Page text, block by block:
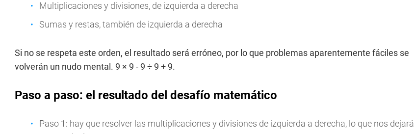
Multiplicaciones y divisiones, de izquierda a derecha
Sumas y restas, también de izquierda a derecha
Si no se respeta este orden, el resultado será erróneo, por lo que problemas aparentemente fáciles se
volverán un nudo mental. 9 × 9 - 9 ÷ 9 + 9.
Paso a paso: el resultado del desafío matemático
Paso 1: hay que resolver las multiplicaciones y divisiones de izquierda a derecha, lo que nos dejará